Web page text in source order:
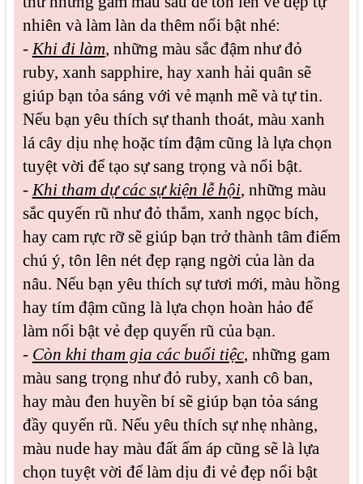
nhiên và làm làn da thêm nổi bật nhé:
- Khi đi làm, những màu sắc đậm như đỏ
ruby, xanh sapphire, hay xanh hải quân sẽ
giúp bạn tỏa sáng với vẻ mạnh mẽ và tự tin.
Nếu bạn yêu thích sự thanh thoát, màu xanh
lá cây dịu nhẹ hoặc tím đậm cũng là lựa chọn
tuyệt vời để tạo sự sang trọng và nổi bật.
- Khi tham dự các sự kiện lễ hội, những màu
sắc quyến rũ như đỏ thắm, xanh ngọc bích,
hay cam rực rỡ sẽ giúp bạn trở thành tâm điểm
chú ý, tôn lên nét đẹp rạng ngời của làn da
nâu. Nếu bạn yêu thích sự tươi mới, màu hồng
hay tím đậm cũng là lựa chọn hoàn hảo để
làm nổi bật vẻ đẹp quyến rũ của bạn.
- Còn khi tham gia các buổi tiệc, những gam
màu sang trọng như đỏ ruby, xanh cô ban,
hay màu đen huyền bí sẽ giúp bạn tỏa sáng
đầy quyến rũ. Nếu yêu thích sự nhẹ nhàng,
màu nude hay màu đất ấm áp cũng sẽ là lựa
chọn tuyệt vời để làm dịu đi vẻ đẹp nổi bật